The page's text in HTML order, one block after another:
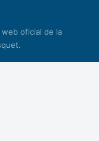
oficial de la